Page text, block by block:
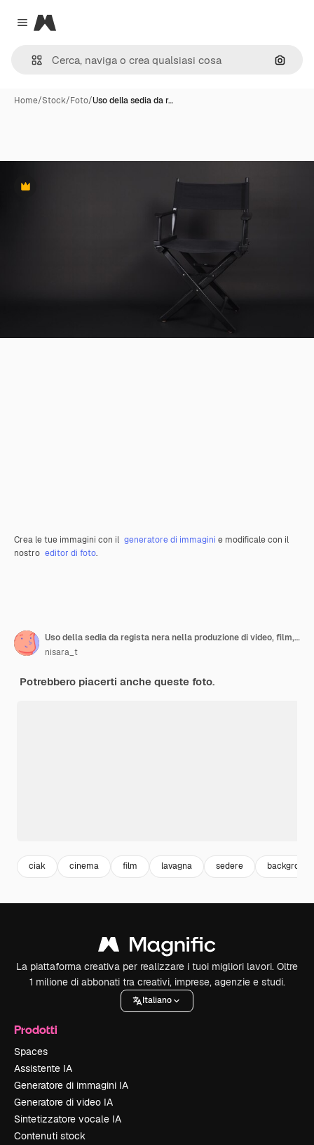
Close menu
Magnific
Cerca
Home/Stock/Foto/Uso della sedia da r…
Premium
Crea le tue immagini con il generatore di immagini e modificale con il
nostro editor di foto.
Uso della sedia da regista nera nella produzione di video, film, industria cinematografica su sfondo nero
nisara_t
Potrebbero piacerti anche queste foto.
ciak cinema film lavagna sedere
La piattaforma creativa per realizzare i tuoi migliori lavori. Oltre
1 milione di abbonati tra creativi, imprese, agenzie e studi.
Italiano
Prodotti
Spaces
Assistente IA
Generatore di immagini IA
Generatore di video IA
Sintetizzatore vocale IA
Contenuti stock